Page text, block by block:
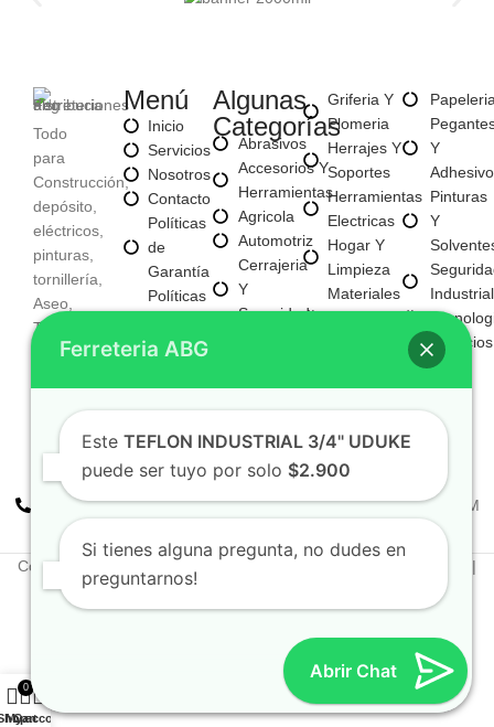
Todo
para
Construcción,
depósito,
eléctricos,
pinturas,
tornillería,
Aseo,
Tecnología,
entre
Menú
Inicio
Servicios
Nosotros
Contacto
Políticas
de
Garantía
Políticas
Privacidad
Algunas
Categorías
Abrasivos
Accesorios Y
Herramientas
Agricola
Automotriz
Cerrajeria
Y
Seguridad
Iluminacion
Fijaciones
Y
Tornilleria
Griferia Y
Plomeria
Herrajes Y
Soportes
Herramientas
Electricas
Hogar Y
Limpieza
Materiales
Para
Construccion
Mayorista
De Negocio
Nuevo
Y
Pinturas
Y
Industrial
Servicios
+57 310 2938411
FERREPINTURASABG123@GMAIL.COM
Copyright © 2025. Todos los derechos reservados Ferreteriaabg |
Política de privacidad
Elaborado porNaotechdigital
0
Cart
My account
Ferreteria ABG
Este TEFLON INDUSTRIAL 3/4" UDUKE
puede ser tuyo por solo $2.900
Si tienes alguna pregunta, no dudes en
preguntarnos!
Abrir Chat